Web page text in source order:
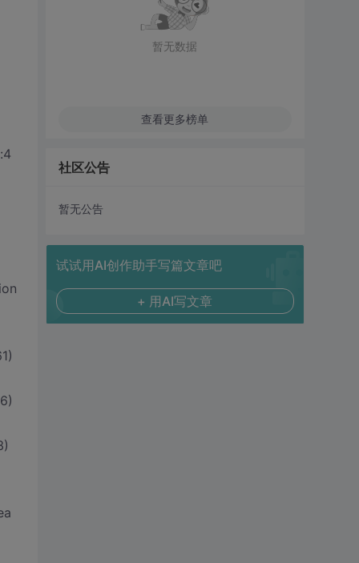
暂无数据
查看更多榜单
社区公告
暂无公告
试试用AI创作助手写篇文章吧
+ 用AI写文章